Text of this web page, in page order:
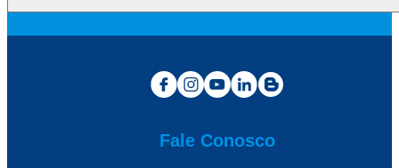
Fale Conosco